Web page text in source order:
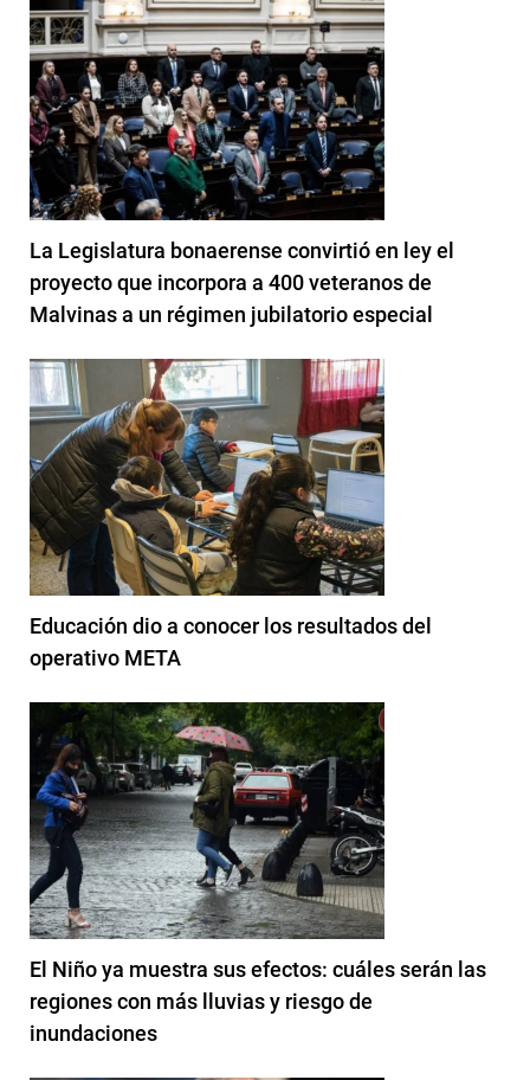
La Legislatura bonaerense convirtió en ley el
proyecto que incorpora a 400 veteranos de
Malvinas a un régimen jubilatorio especial
Educación dio a conocer los resultados del
operativo META
El Niño ya muestra sus efectos: cuáles serán las
regiones con más lluvias y riesgo de
inundaciones